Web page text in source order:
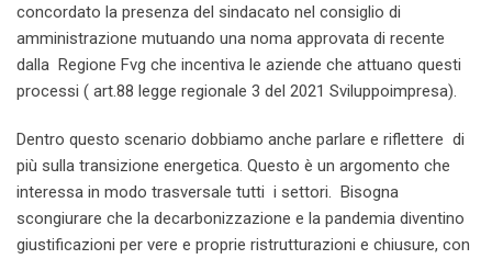
concordato la presenza del sindacato nel consiglio di
amministrazione mutuando una noma approvata di recente
dalla Regione Fvg che incentiva le aziende che attuano questi
processi ( art.88 legge regionale 3 del 2021 Sviluppoimpresa).
Dentro questo scenario dobbiamo anche parlare e riflettere di
più sulla transizione energetica. Questo è un argomento che
interessa in modo trasversale tutti i settori. Bisogna
scongiurare che la decarbonizzazione e la pandemia diventino
giustificazioni per vere e proprie ristrutturazioni e chiusure, con